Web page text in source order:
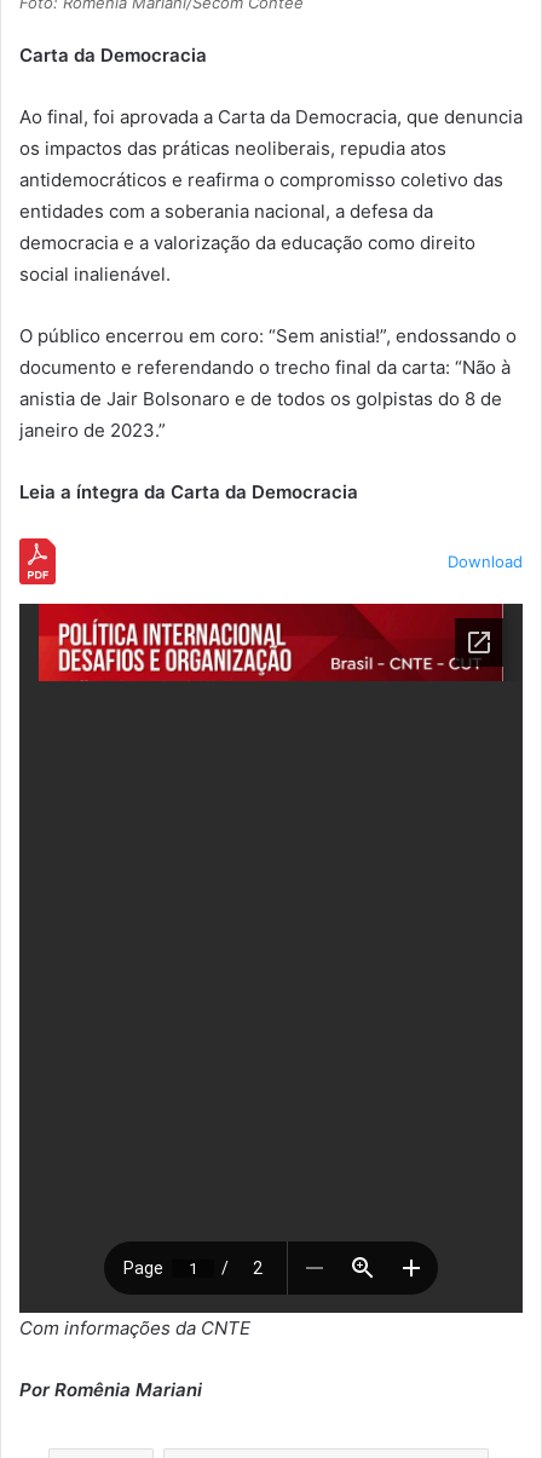
Carta da Democracia
Ao final, foi aprovada a Carta da Democracia, que denuncia
os impactos das práticas neoliberais, repudia atos
antidemocráticos e reafirma o compromisso coletivo das
entidades com a soberania nacional, a defesa da
democracia e a valorização da educação como direito
social inalienável.
O público encerrou em coro: “Sem anistia!”, endossando o
documento e referendando o trecho final da carta: “Não à
anistia de Jair Bolsonaro e de todos os golpistas do 8 de
janeiro de 2023.”
Leia a íntegra da Carta da Democracia
Download
Com informações da CNTE
Por Romênia Mariani